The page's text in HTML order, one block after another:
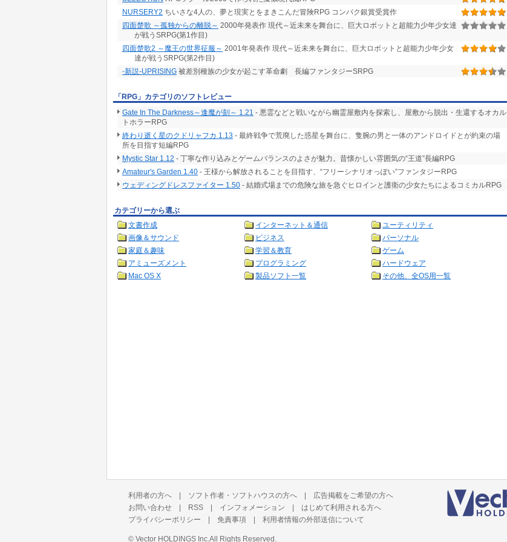
NURSERY2 ちいさな4人の、夢と現実とをまきこんだ冒険RPG コンパク銀賞受賞作
四面楚歌 ～孤独からの離脱～ 2000年発表作 現代～近未来を舞台に、巨大ロボットと超能力少年少女達
が戦うSRPG(第1作目)
四面楚歌2 ～魔王の世界征服～ 2001年発表作 現代～近未来を舞台に、巨大ロボットと超能力少年少女
達が戦うSRPG(第2作目)
-新説-UPRISING 被差別種族の少女が起こす革命劇 長編ファンタジーSRPG
「RPG」カテゴリのソフトレビュー
Gate In The Darkness～逢魔が刻～ 1.21 - 悪霊などと戦いながら幽霊屋敷内を探索し、屋敷から脱出・生還するオカル
トホラーRPG
終わり逝く星のクドリャフカ 1.13 - 最終戦争で荒廃した惑星を舞台に、隻腕の男と一体のアンドロイドとが約束の場
所を目指す短編RPG
Mystic Star 1.12 - 丁寧な作り込みとゲームバランスのよさが魅力。昔懐かしい雰囲気の“王道”長編RPG
Amateur's Garden 1.40 - 王様から解放されることを目指す、“フリーシナリオっぽい”ファンタジーRPG
ウェディングドレスファイター 1.50 - 結婚式場までの危険な旅を急ぐヒロインと護衛の少女たちによるコミカルRPG
カテゴリーから選ぶ
文書作成
インターネット＆通信
ユーティリティ
画像＆サウンド
ビジネス
パーソナル
家庭＆趣味
学習＆教育
ゲーム
アミューズメント
プログラミング
ハードウェア
Mac OS X
製品ソフト一覧 その他、全OS用一覧
利用者の方へ | ソフト作者・ソフトハウスの方へ | 広告掲載をご希望の方へ
お問い合わせ | RSS | インフォメーション | はじめて利用される方へ
プライバシーポリシー | 免責事項 | 利用者情報の外部送信について
© Vector HOLDINGS Inc. All Rights Reserved.